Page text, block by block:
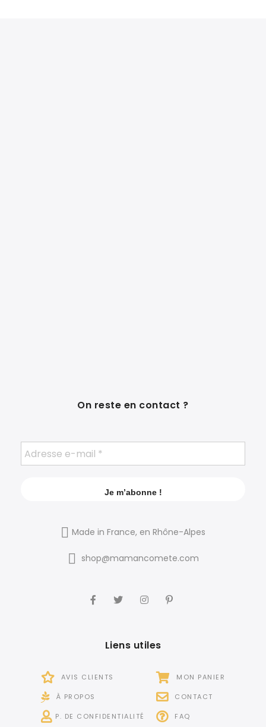
On reste en contact ?
Made in France, en Rhône-Alpes
shop@mamancomete.com
Liens utiles
AVIS CLIENTS
À PROPOS
P. DE CONFIDENTIALITÉ
MON PANIER
CONTACT
FAQ